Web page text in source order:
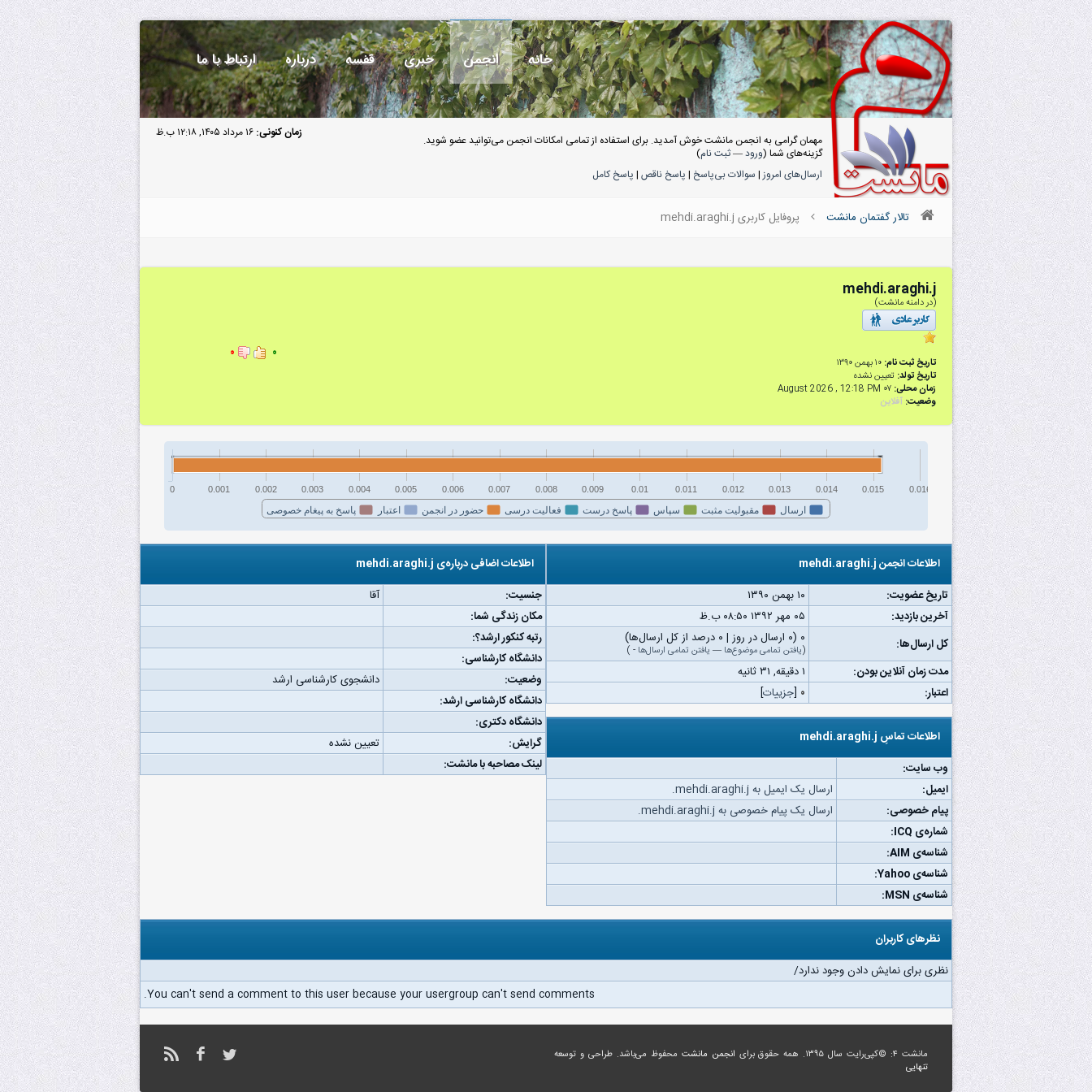
خانه انجمن خبری قفسه درباره ارتباط با ما
زمان کنونی: ۱۶ مرداد ۱۴۰۵, ۱۲:۱۸ ب.ظ
مهمان گرامی به انجمن مانشت خوش آمدید. برای استفاده از تمامی امکانات انجمن می‌توانید عضو شوید.
گزینه‌های شما (ورود—ثبت نام)
ارسال‌های امروز| سوالات بی‌پاسخ | پاسخ ناقص | پاسخ کامل
تالار گفتمان مانشت پروفایل کاربری mehdi.araghi.j
mehdi.araghi.j
(در دامنه مانشت)
تاریخ ثبت نام: ۱۰ بهمن ۱۳۹۰
تاریخ تولد: تعیین نشده
زمان محلی: ۰۷ August 2026 , 12:18 PM
وضعیت: آفلاین
۰ ۰
ارسال مقبولیت مثبت سپاس پاسخ درست فعالیت درسی حضور در انجمن اعتبار پاسخ به پیغام خصوصی
0 0.001 0.002 0.003 0.004 0.005 0.006 0.007 0.008 0.009 0.01 0.011 0.012 0.013 0.014 0.015 0.016
اطلاعات انجمن mehdi.araghi.j
تاریخ عضویت:
۱۰ بهمن ۱۳۹۰
آخرین بازدید:
۰۵ مهر ۱۳۹۲ ۰۸:۵۰ ب.ظ
کل ارسال‌ها:
۰ (۰ ارسال در روز | ۰ درصد از کل ارسال‌ها)
(یافتن تمامی موضوع‌ها — یافتن تمامی ارسال‌ها -
)
مدت زمان آنلاین بودن:
۱ دقیقه, ۳۱ ثانیه
اعتبار:
۰ [جزییات]
اطلاعات تماسِ mehdi.araghi.j
وب‌ سایت:
ایمیل:
ارسال یک ایمیل به mehdi.araghi.j.
پیام خصوصی:
ارسال یک پیام خصوصی به mehdi.araghi.j.
شماره‌ی ICQ:
شناسه‌ی AIM:
شناسه‌ی Yahoo:
شناسه‌ی MSN:
اطلاعات اضافی درباره‌ی mehdi.araghi.j
جنسیت:
آقا
مکان زندگی شما:
رتبه کنکور ارشد؟:
دانشگاه کارشناسی:
وضعیت:
دانشجوی کارشناسی ارشد
دانشگاه کارشناسی ارشد:
دانشگاه دکتری:
گرایش:
تعیین نشده
لینک مصاحبه با مانشت:
نظرهای کاربران
نظری برای نمایش دادن وجود ندارد/
You can't send a comment to this user because your usergroup can't send comments.
مانشت ۴: ©کپی‌رایت سال ۱۳۹۵. همه حقوق برای انجمن مانشت محفوظ می‌باشد. طراحی و توسعه
تنهایی